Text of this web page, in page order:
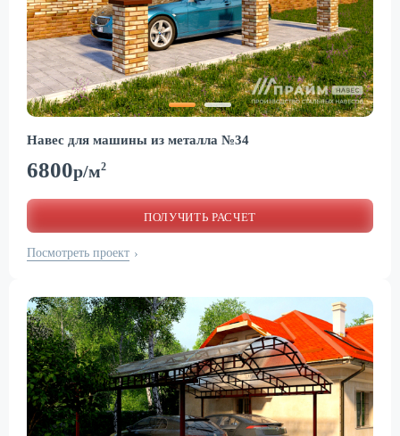
Навес для машины из металла №34
6800р/м2
ПОЛУЧИТЬ РАСЧЕТ
Посмотреть проект ›